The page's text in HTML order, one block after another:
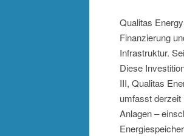
Qualitas
Finanzierung
Infrastruktur.
Diese
III, Qualitas
umfasst derzeit
Anlagen –